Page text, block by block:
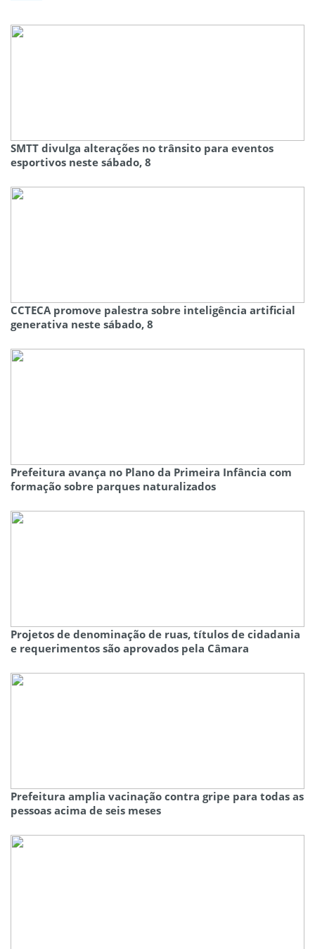
SMTT divulga alterações no trânsito para eventos
esportivos neste sábado, 8
CCTECA promove palestra sobre inteligência artificial
generativa neste sábado, 8
Prefeitura avança no Plano da Primeira Infância com
formação sobre parques naturalizados
Projetos de denominação de ruas, títulos de cidadania
e requerimentos são aprovados pela Câmara
Prefeitura amplia vacinação contra gripe para todas as
pessoas acima de seis meses